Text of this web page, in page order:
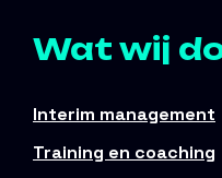
Wat wij
Interim management
Training en coaching